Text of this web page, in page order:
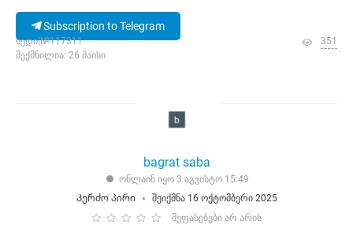
Subscription to Telegram
ხედი|№117311
შექმნილია: 26 მაისი
351
bagrat saba
ონლაინ იყო 3 აგვისტო 15:49
Კერძო პირი
შეიქმნა 16 ოქტომბერი 2025
შეფასებები არ არის